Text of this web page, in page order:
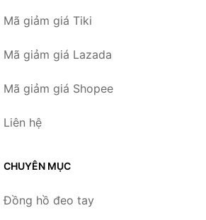
Mã giảm giá Tiki
Mã giảm giá Lazada
Mã giảm giá Shopee
Liên hệ
CHUYÊN MỤC
Đồng hồ đeo tay